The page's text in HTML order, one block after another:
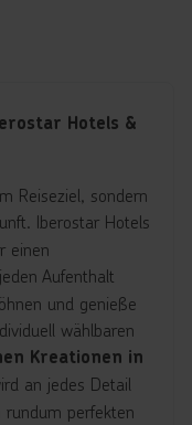
Hotels &
Reiseziel, sondern
Iberostar Hotels
einen
Aufenthalt
und genieße
wählbaren
Kreationen in
an jedes Detail
perfekten